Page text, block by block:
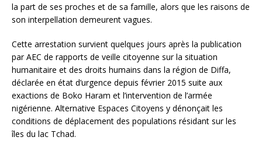
la part de ses proches et de sa famille, alors que les raisons de
son interpellation demeurent vagues.
Cette arrestation survient quelques jours après la publication
par AEC de rapports de veille citoyenne sur la situation
humanitaire et des droits humains dans la région de Diffa,
déclarée en état d’urgence depuis février 2015 suite aux
exactions de Boko Haram et l’intervention de l’armée
nigérienne. Alternative Espaces Citoyens y dénonçait les
conditions de déplacement des populations résidant sur les
îles du lac Tchad.